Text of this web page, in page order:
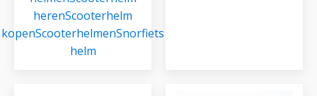
herenScooterhelm
kopenScooterhelmenSnorfiets
helm